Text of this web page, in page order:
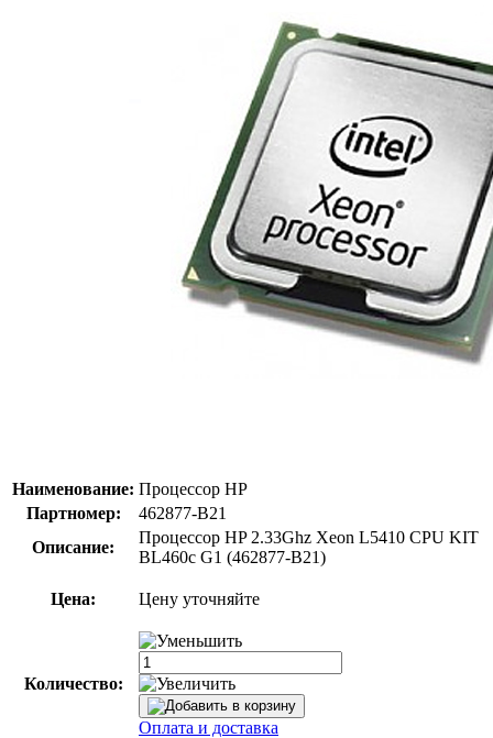
Наименование: Процессор HP
Партномер:
462877-B21
Описание:
Процессор HP 2.33Ghz Xeon L5410 CPU KIT
BL460c G1 (462877-B21)
Цена: Цену уточняйте
Количество:
Оплата и доставка